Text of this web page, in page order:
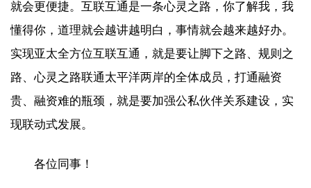
就会更便捷。互联互通是一条心灵之路，你了解我，我
懂得你，道理就会越讲越明白，事情就会越来越好办。
实现亚太全方位互联互通，就是要让脚下之路、规则之
路、心灵之路联通太平洋两岸的全体成员，打通融资
贵、融资难的瓶颈，就是要加强公私伙伴关系建设，实
现联动式发展。
各位同事！